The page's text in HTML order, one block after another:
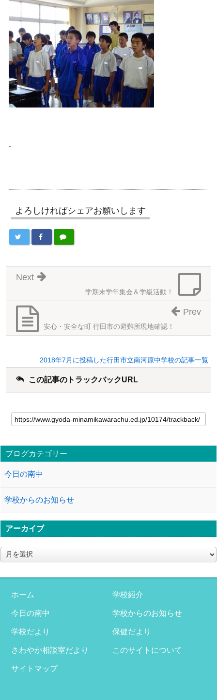
よろしければシェアお願いします
学期末学年集会＆学級活動！
Next
安心・安全な町 行田市の避難所現地確認！
Prev
2018年7月に投稿した行田市立南河原中学校の記事一覧
この記事のトラックバックURL
ブログカテゴリー
今日の南中
学校からのお知らせ
アーカイブ
ア
ー
イ
ホーム 学校紹介
今日の南中 学校からのお知らせ
学校だより 保健だより
さわやか相談室だより このサイトについて
サイトマップ